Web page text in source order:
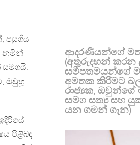
පසුගිය
නමින්
සමගයි.
ඔවුහූ
පිළිබඳ
ආදරණීයන්ගේ
(අතුරුදහන් කරන
සමීපතමයන්ගේ
අමතක කිරීමට
රාජ්‍යක,
සමග සත්‍ය සහ
යන ගමන් ගැන)